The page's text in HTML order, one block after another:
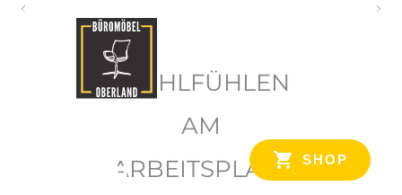
SHOP
WOHLFÜHLEN
AM
ARBEITSPLATZ